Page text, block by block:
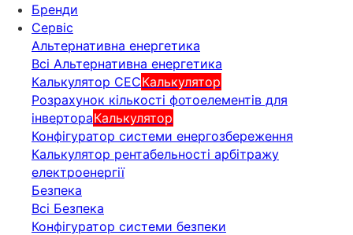
Бренди
Сервіс
Альтернативна енергетика
Всі Альтернативна енергетика
Калькулятор СЕСКалькулятор
Розрахунок кількості фотоелементів для
інвертораКалькулятор
Конфігуратор системи енергозбереження
Калькулятор рентабельності арбітражу
електроенергії
Безпека
Всі Безпека
Конфігуратор системи безпеки